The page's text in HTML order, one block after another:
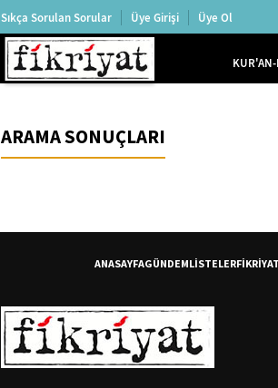
Sıkça Sorulan Sorular Üye Girişi Üye Ol
ARAMA SONUÇLARI
ANASAYFAGÜNDEMLİSTELER